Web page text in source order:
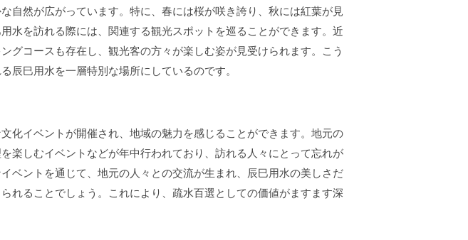
自然が広がっています。特に、春には桜が咲き誇り、秋には紅葉が見
水を訪れる際には、関連する観光スポットを巡ることができます。近
グコースも存在し、観光客の方々が楽しむ姿が見受けられます。こう
辰巳用水を一層特別な場所にしているのです。
化イベントが開催され、地域の魅力を感じることができます。地元の
楽しむイベントなどが年中行われており、訪れる人々にとって忘れが
ベントを通じて、地元の人々との交流が生まれ、辰巳用水の美しさだ
れることでしょう。これにより、疏水百選としての価値がますます深